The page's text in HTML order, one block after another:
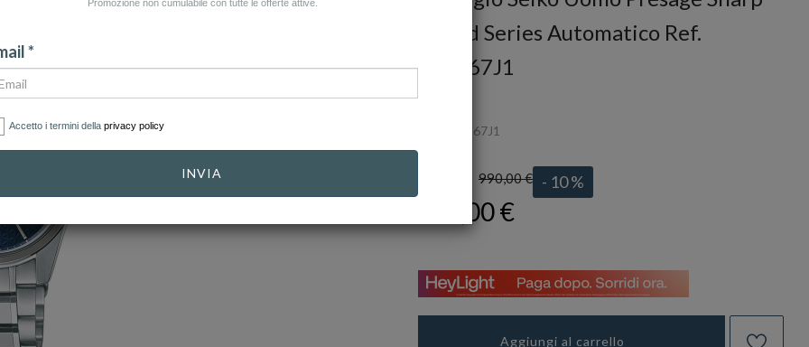
Edged Series Automatico Ref.
SPB167J1
SPB167J1
990,00 € - 10 %
891,00 €
Aggiungi al carrello
Promozione non cumulabile con tutte le offerte attive.
*
Accetto i termini della privacy policy
INVIA